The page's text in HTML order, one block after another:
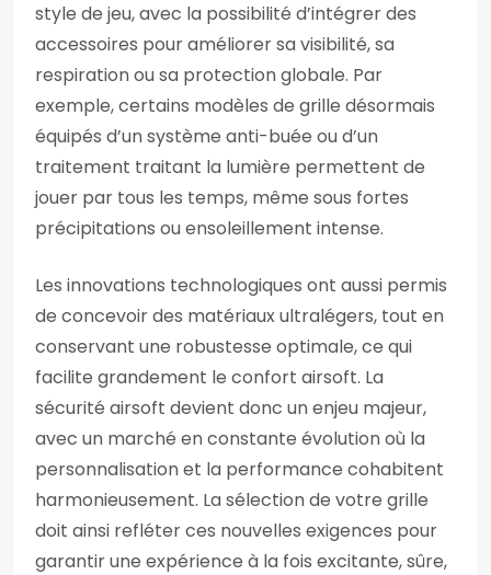
style de jeu, avec la possibilité d’intégrer des
accessoires pour améliorer sa visibilité, sa
respiration ou sa protection globale. Par
exemple, certains modèles de grille désormais
équipés d’un système anti-buée ou d’un
traitement traitant la lumière permettent de
jouer par tous les temps, même sous fortes
précipitations ou ensoleillement intense.
Les innovations technologiques ont aussi permis
de concevoir des matériaux ultralégers, tout en
conservant une robustesse optimale, ce qui
facilite grandement le confort airsoft. La
sécurité airsoft devient donc un enjeu majeur,
avec un marché en constante évolution où la
personnalisation et la performance cohabitent
harmonieusement. La sélection de votre grille
doit ainsi refléter ces nouvelles exigences pour
garantir une expérience à la fois excitante, sûre,